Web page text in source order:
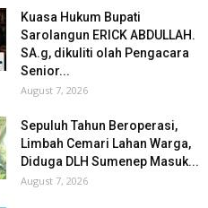
Kuasa Hukum Bupati
Sarolangun ERICK ABDULLAH.
SA.g, dikuliti olah Pengacara
Senior...
August 7, 2026
Sepuluh Tahun Beroperasi,
Limbah Cemari Lahan Warga,
Diduga DLH Sumenep Masuk...
August 7, 2026